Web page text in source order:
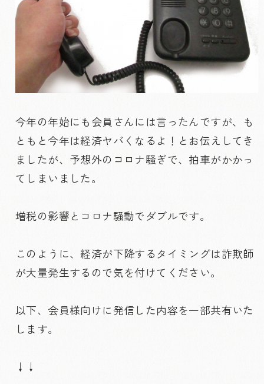
今年の年始にも会員さんには言ったんですが、も
ともと今年は経済ヤバくなるよ！とお伝えしてき
ましたが、予想外のコロナ騒ぎで、拍車がかかっ
てしまいました。
増税の影響とコロナ騒動でダブルです。
このように、経済が下降するタイミングは詐欺師
が大量発生するので気を付けてください。
以下、会員様向けに発信した内容を一部共有いた
します。
↓↓